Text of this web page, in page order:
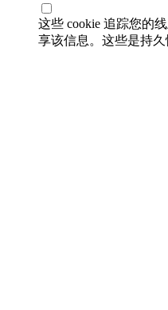
这些 cookie 追踪您的
享该信息。这些是持